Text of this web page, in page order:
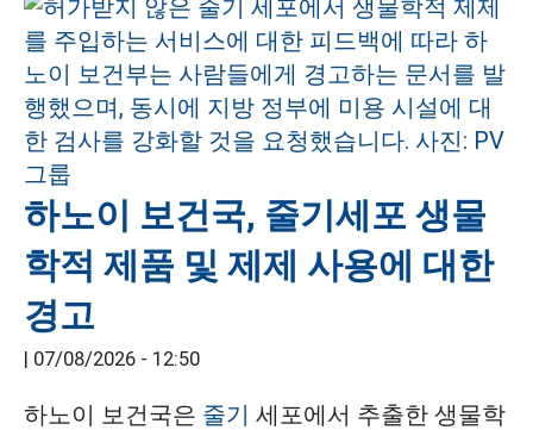
하노이 보건국, 줄기세포 생물
학적 제품 및 제제 사용에 대한
경고
| 07/08/2026 - 12:50
하노이 보건국은 줄기 세포에서 추출한 생물학